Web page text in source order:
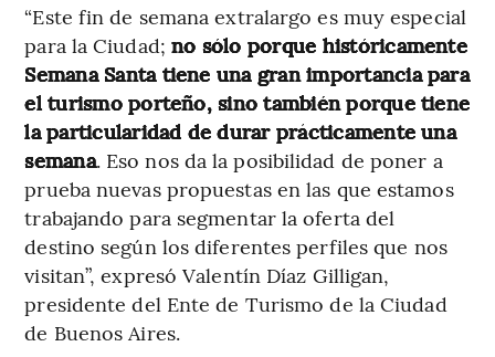
“Este fin de semana extralargo es muy especial
para la Ciudad; no sólo porque históricamente
Semana Santa tiene una gran importancia para
el turismo porteño, sino también porque tiene
la particularidad de durar prácticamente una
semana. Eso nos da la posibilidad de poner a
prueba nuevas propuestas en las que estamos
trabajando para segmentar la oferta del
destino según los diferentes perfiles que nos
visitan”, expresó Valentín Díaz Gilligan,
presidente del Ente de Turismo de la Ciudad
de Buenos Aires.